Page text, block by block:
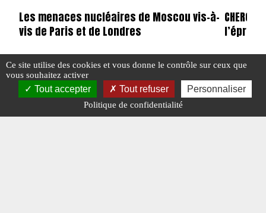
Les menaces nucléaires de Moscou vis-à-
vis de Paris et de Londres
#FRANCE #MOSCOU #NUCLÉAIRE #UKRAINE #FRANCE
#N°443
Ce site utilise des cookies et vous donne le contrôle sur ceux que
vous souhaitez activer
Tout accepter Tout refuser Personnaliser
Politique de confidentialité